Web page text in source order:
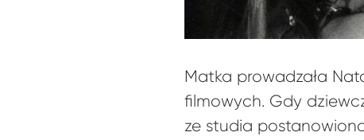
Matka prowadzała
filmowych. Gdy
ze studia